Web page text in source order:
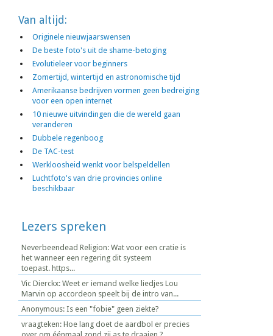
Van altijd:
Originele nieuwjaarswensen
De beste foto's uit de shame-betoging
Evolutieleer voor beginners
Zomertijd, wintertijd en astronomische tijd
Amerikaanse bedrijven vormen geen bedreiging
voor een open internet
10 nieuwe uitvindingen die de wereld gaan
veranderen
Dubbele regenboog
De TAC-test
Werkloosheid wenkt voor belspeldellen
Luchtfoto's van drie provincies online
beschikbaar
Lezers spreken
Neverbeendead Religion: Wat voor een cratie is
het wanneer een regering dit systeem
toepast. https...
Vic Dierckx: Weet er iemand welke liedjes Lou
Marvin op accordeon speelt bij de intro van...
Anonymous: Is een "fobie" geen ziekte?
vraagteken: Hoe lang doet de aardbol er precies